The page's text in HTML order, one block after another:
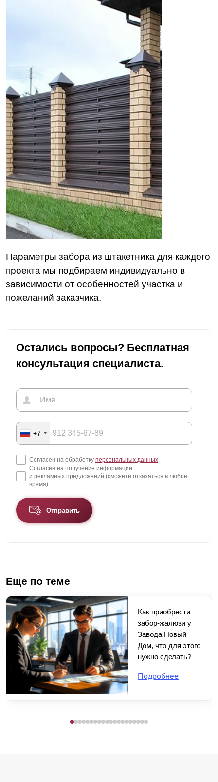
Параметры забора из штакетника для каждого
проекта мы подбираем индивидуально в
зависимости от особенностей участка и
пожеланий заказчика.
Остались вопросы? Бесплатная
консультация специалиста.
+7
Согласен на обработку персональных данных
Согласен на получение информации
и рекламных предложений (сможете отказаться в любое
время)
Отправить
Еще по теме
Как приобрести
забор-жалюзи у
Завода Новый
Дом, что для этого
нужно сделать?
Подробнее